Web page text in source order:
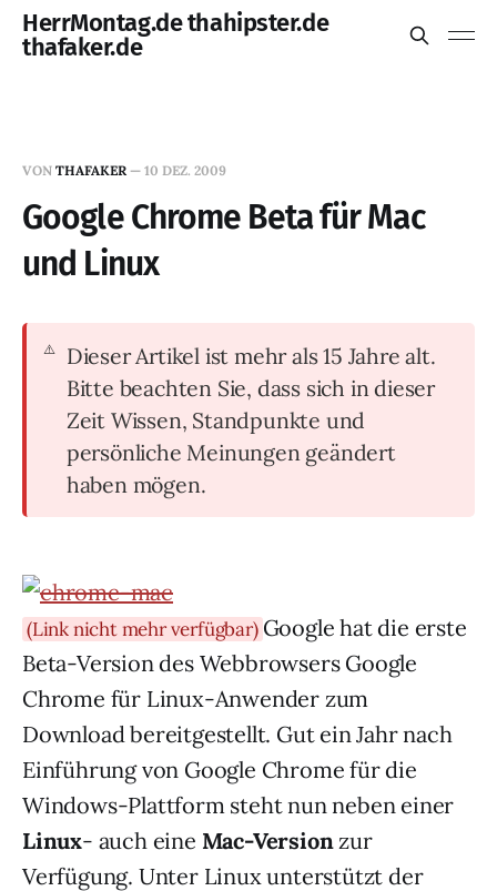
HerrMontag.de thahipster.de
thafaker.de
VON THAFAKER — 10 DEZ. 2009
Google Chrome Beta für Mac
und Linux
Dieser Artikel ist mehr als 15 Jahre alt.
Bitte beachten Sie, dass sich in dieser
Zeit Wissen, Standpunkte und
persönliche Meinungen geändert
haben mögen.
(Link nicht mehr verfügbar)Google hat die erste
Beta-Version des Webbrowsers Google
Chrome für Linux-Anwender zum
Download bereitgestellt. Gut ein Jahr nach
Einführung von Google Chrome für die
Windows-Plattform steht nun neben einer
Linux- auch eine Mac-Versionzur
Verfügung. Unter Linux unterstützt der